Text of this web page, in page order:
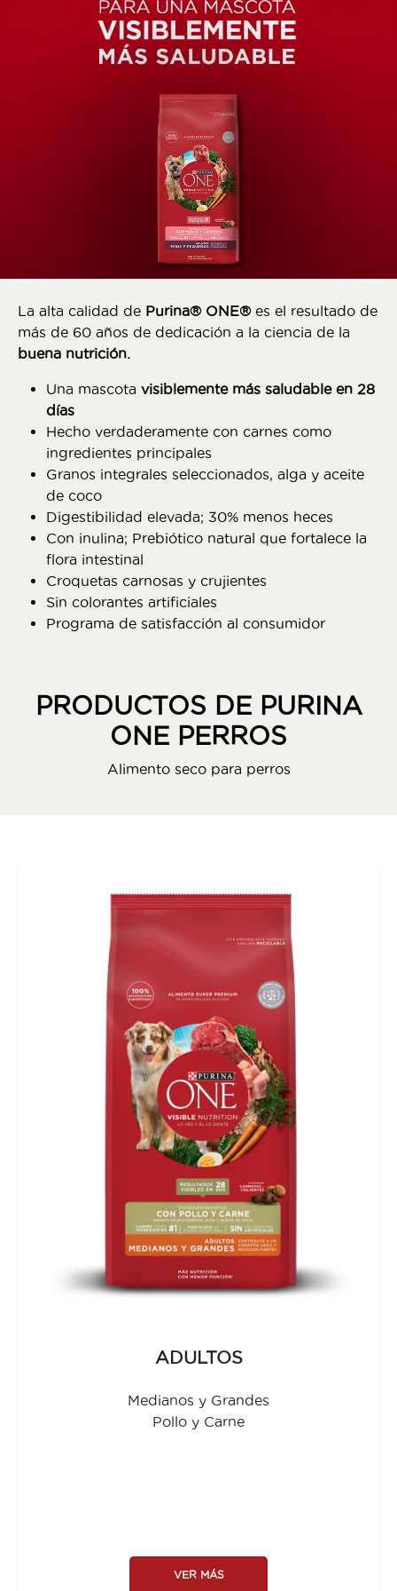
La alta calidad de Purina® ONE® es el resultado de
más de 60 años de dedicación a la ciencia de la
buena nutrición.
Una mascota visiblemente más saludable en 28
días
Hecho verdaderamente con carnes como
ingredientes principales
Granos integrales seleccionados, alga y aceite
de coco
Digestibilidad elevada; 30% menos heces
Con inulina; Prebiótico natural que fortalece la
flora intestinal
Croquetas carnosas y crujientes
Sin colorantes artificiales
Programa de satisfacción al consumidor
PRODUCTOS DE PURINA
ONE PERROS
Alimento seco para perros
ADULTOS
Medianos y Grandes
Pollo y Carne
VER MÁS